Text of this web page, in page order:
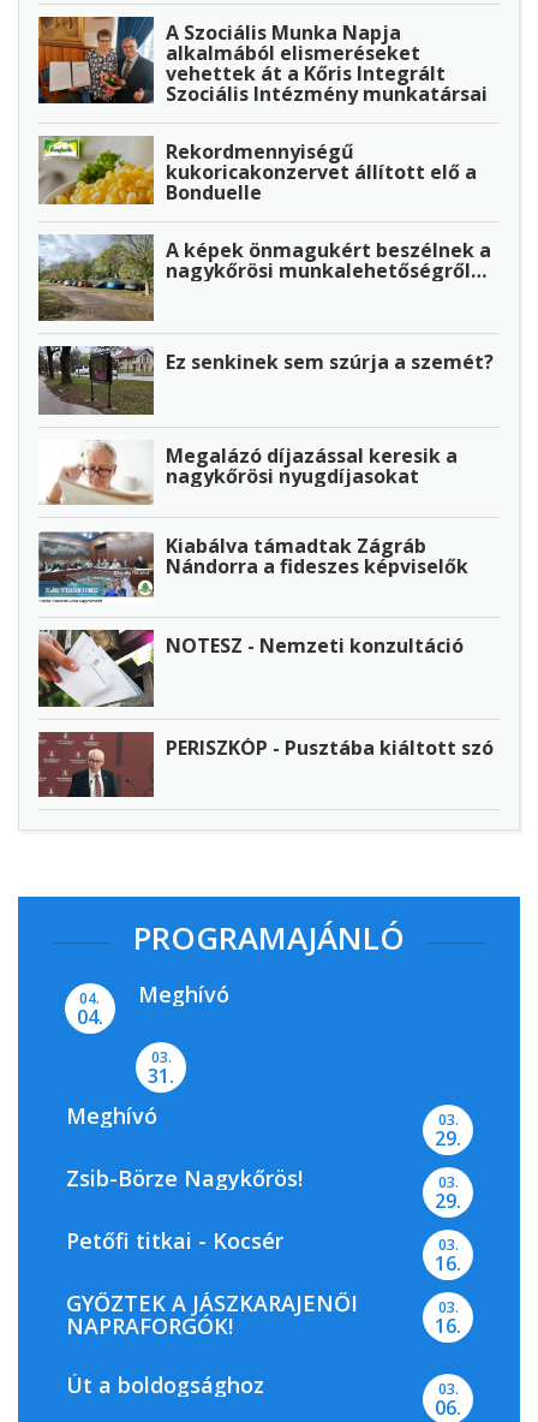
A Szociális Munka Napja
alkalmából elismeréseket
vehettek át a Kőris Integrált
Szociális Intézmény munkatársai
Rekordmennyiségű
kukoricakonzervet állított elő a
Bonduelle
A képek önmagukért beszélnek a
nagykőrösi munkalehetőségről…
Ez senkinek sem szúrja a szemét?
Megalázó díjazással keresik a
nagykőrösi nyugdíjasokat
Kiabálva támadtak Zágráb
Nándorra a fideszes képviselők
NOTESZ - Nemzeti konzultáció
PERISZKÓP - Pusztába kiáltott szó
PROGRAMAJÁNLÓ
04.
04.
Meghívó
03.
31.
Meghívó 03.
29.
Zsib-Börze Nagykőrös! 03.
29.
Petőfi titkai - Kocsér 03.
16.
GYŐZTEK A JÁSZKARAJENŐI
NAPRAFORGÓK!
03.
16.
Út a boldogsághoz 03.
06.